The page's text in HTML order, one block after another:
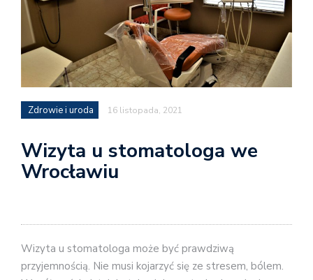
Zdrowie i uroda 16 listopada, 2021
Wizyta u stomatologa we
Wrocławiu
Wizyta u stomatologa może być prawdziwą
przyjemnością. Nie musi kojarzyć się ze stresem, bólem.